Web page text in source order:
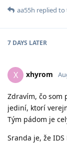
aa55h replied to
7 DAYS LATER
X xhyrom
Zdravím, čo som
jediní, ktorí
Tým pádom je
Sranda je, že